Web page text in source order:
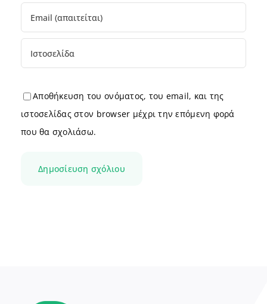
Αποθήκευση του ονόματος, του email, και της
ιστοσελίδας στον browser μέχρι την επόμενη φορά
που θα σχολιάσω.